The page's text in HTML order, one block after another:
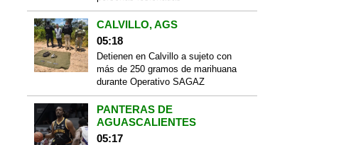
CALVILLO, AGS
05:18
Detienen en Calvillo a sujeto con
más de 250 gramos de marihuana
durante Operativo SAGAZ
PANTERAS DE
AGUASCALIENTES
05:17